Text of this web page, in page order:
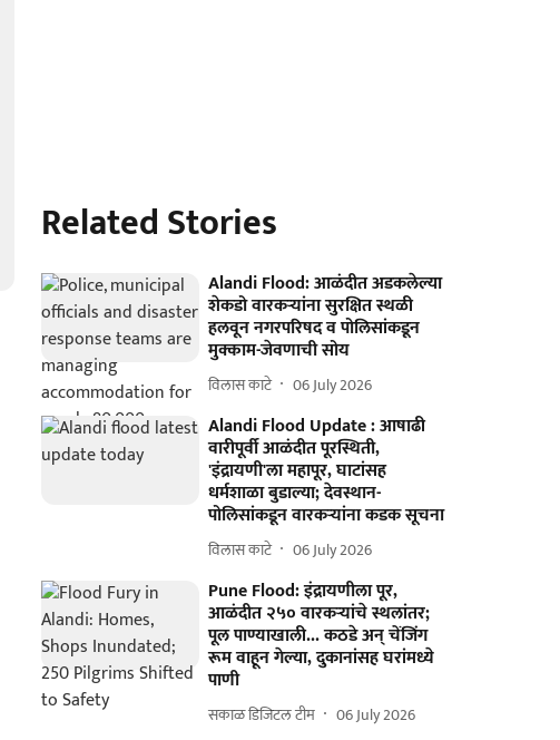
Related Stories
Alandi Flood: आळंदीत अडकलेल्या
शेकडो वारकऱ्यांना सुरक्षित स्थळी
हलवून नगरपरिषद व पोलिसांकडून
मुक्काम-जेवणाची सोय
विलास काटे 06 July 2026
Alandi Flood Update : आषाढी
वारीपूर्वी आळंदीत पूरस्थिती,
'इंद्रायणी'ला महापूर, घाटांसह
धर्मशाळा बुडाल्या; देवस्थान-
पोलिसांकडून वारकऱ्यांना कडक सूचना
विलास काटे 06 July 2026
Pune Flood: इंद्रायणीला पूर,
आळंदीत २५० वारकऱ्यांचे स्थलांतर;
पूल पाण्याखाली... कठडे अन् चेंजिंग
रूम वाहून गेल्या, दुकानांसह घरांमध्ये
पाणी
सकाळ डिजिटल टीम 06 July 2026